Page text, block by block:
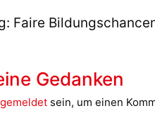
Gedanken
sein, um einen